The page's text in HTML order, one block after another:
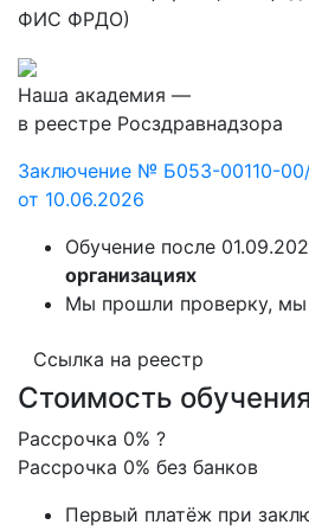
ФИС ФРДО)
Наша академия —
в реестре Росздравнадзора
Заключение № Б053-00110-
от 10.06.2026
Обучение после
организациях
Мы прошли проверку, мы
Ссылка на реестр
Стоимость обучения
Рассрочка 0% ?
Рассрочка 0% без банков
Первый платёж при